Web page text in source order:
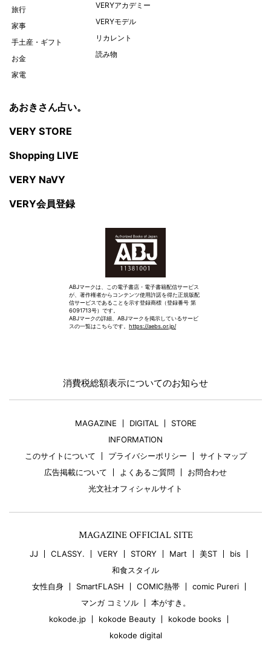
旅行
家事
手土産・ギフト
お金
家電
VERYアカデミー
VERYモデル
リカレント
読み物
あおきさん占い。
VERY STORE
Shopping LIVE
VERY NaVY
VERY会員登録
ABJマークは、この電子書店・電子書籍配信サービス
が、著作権者からコンテンツ使用許諾を得た正規版配
信サービスであることを示す登録商標（登録番号 第
6091713号）です。
ABJマークの詳細、ABJマークを掲示しているサービ
スの一覧はこちらです。 https://aebs.or.jp/
消費税総額表示についてのお知らせ
MAGAZINE DIGITAL
STORE
INFORMATION
このサイトについて
プライバシーポリシー
サイトマップ
広告掲載について
よくあるご質問
お問合わせ
光文社オフィシャルサイト
MAGAZINE OFFICIAL SITE
JJ CLASSY. VERY STORY Mart 美ST
bis
和食スタイル
女性自身
SmartFLASH COMIC熱帯
comic Pureri
マンガ コミソル
本がすき。
kokode.jp
kokode Beauty
kokode books
kokode digital